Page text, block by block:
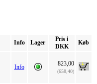
Info Lager
Pris i
DKK
Køb
Info 823,00
(658,40)